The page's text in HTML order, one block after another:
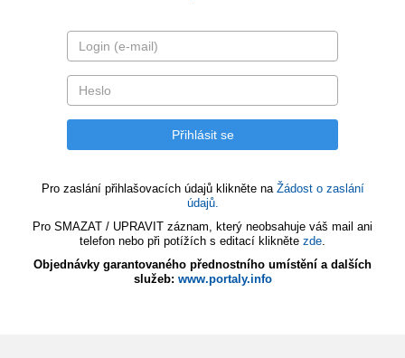
Pro zaslání přihlašovacích údajů klikněte na Žádost o zaslání
údajů.
Pro SMAZAT / UPRAVIT záznam, který neobsahuje váš mail ani
telefon nebo při potížích s editací klikněte zde.
Objednávky garantovaného přednostního umístění a dalších
služeb: www.portaly.info